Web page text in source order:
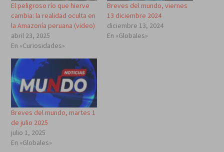
El peligroso río que hierve
cambia: la realidad oculta en
la Amazonía peruana (video)
abril 23, 2025
En «Curiosidades»
Breves del mundo, viernes
13 diciembre 2024
diciembre 13, 2024
En «Globales»
Breves del mundo, martes 1
de julio 2025
julio 1, 2025
En «Globales»